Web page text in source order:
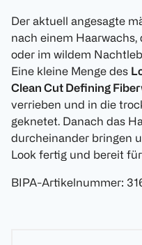
Der aktuell angesagte
nach einem Haarwachs,
oder im wildem
Eine kleine Menge des
Clean Cut Defining Fiber
verrieben und in die
geknetet. Danach das
durcheinander bringen
Look fertig und bereit
BIPA-Artikelnummer: